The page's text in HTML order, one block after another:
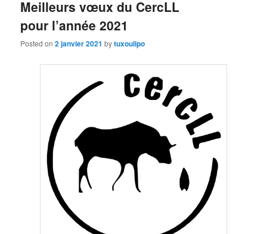
Meilleurs vœux du CercLL
pour l’année 2021
Posted on2 janvier 2021 bytuxoulipo